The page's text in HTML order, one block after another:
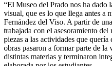
“El Museo del Prado nos ha dado
visual, que es lo que llega antes a
Fernández del Viso. A partir de
trabajada con el asesoramiento
piezas a las actividades que
obras pasaron a formar parte de
distintas materias y terminaron